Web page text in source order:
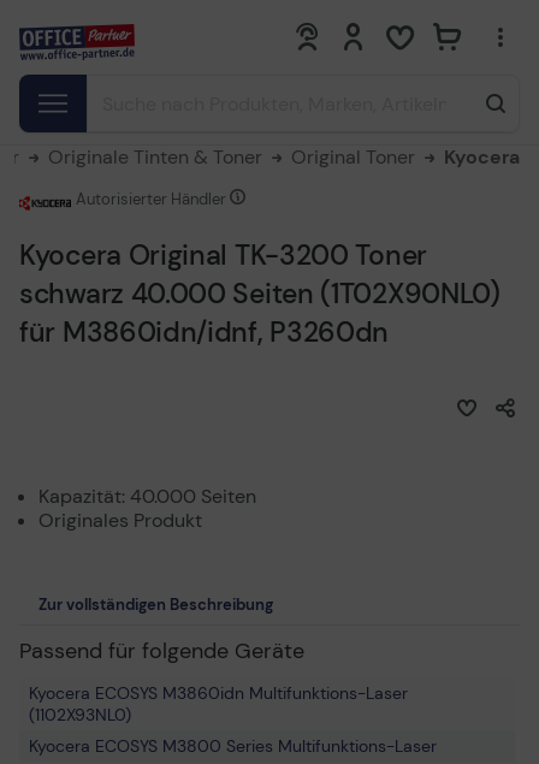
0 0
Originale Tinten & Toner Original Toner Kyocera
Kyocera Original TK-3200 Toner
schwarz 40.000 Seiten (1T02X90NL0)
für M3860idn/idnf, P3260dn
Autorisierter Händler
Kapazität: 40.000 Seiten
Originales Produkt
Zur vollständigen Beschreibung
Passend für folgende Geräte
Kyocera ECOSYS M3860idn Multifunktions-Laser
(1102X93NL0)
Kyocera ECOSYS M3800 Series Multifunktions-Laser